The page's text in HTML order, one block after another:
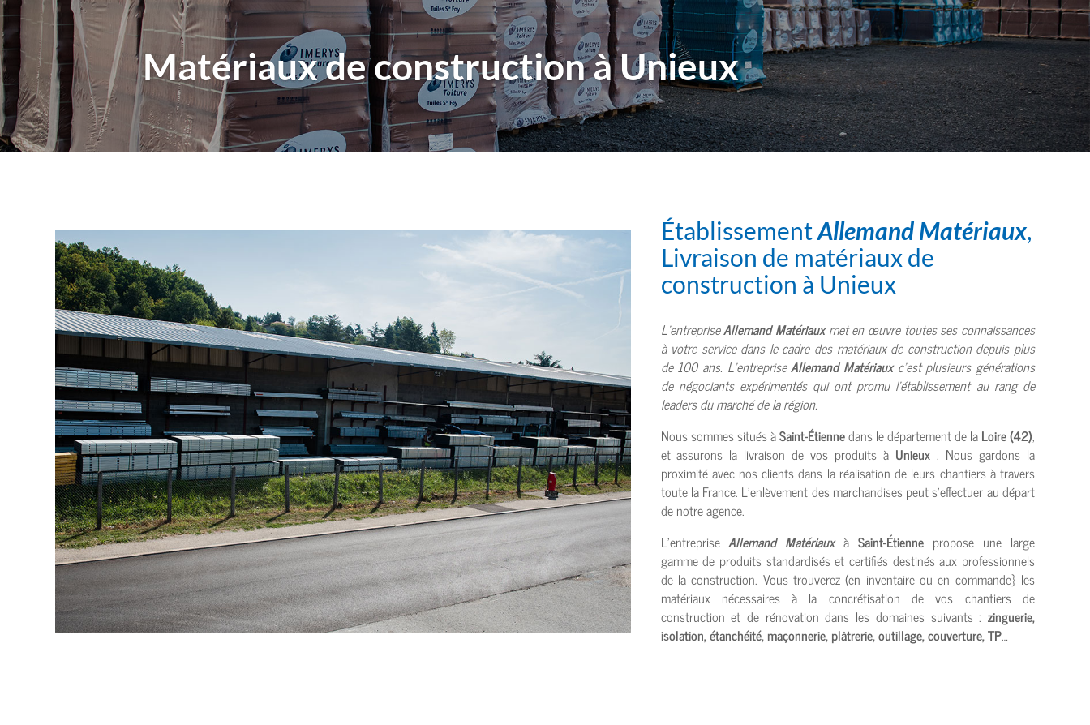
Matériaux de construction à Unieux
ÉtablissementAllemand Matériaux,
Livraison de matériaux de
construction à Unieux
L’entrepriseAllemand Matériauxmet en œuvre toutes ses connaissances
à votre service dans le cadre des matériaux de construction depuis plus
de 100 ans. L’entrepriseAllemand Matériauxc’est plusieurs générations
de négociants expérimentés qui ont promu l’établissement au rang de
leaders du marché de la région.
Nous sommes situés àSaint-Étiennedans le département de laLoire (42),
et assurons la livraison de vos produits à Unieux . Nous gardons la
proximité avec nos clients dans la réalisation de leurs chantiers à travers
toute la France. L’enlèvement des marchandises peut s’effectuer au départ
de notre agence.
L’entrepriseAllemand MatériauxàSaint-Étienne propose une large
gamme de produits standardisés et certifiés destinés aux professionnels
de la construction. Vous trouverez (en inventaire ou en commande} les
matériaux nécessaires à la concrétisation de vos chantiers de
construction et de rénovation dans les domaines suivants : zinguerie,
isolation, étanchéité, maçonnerie, plâtrerie, outillage, couverture, TP…